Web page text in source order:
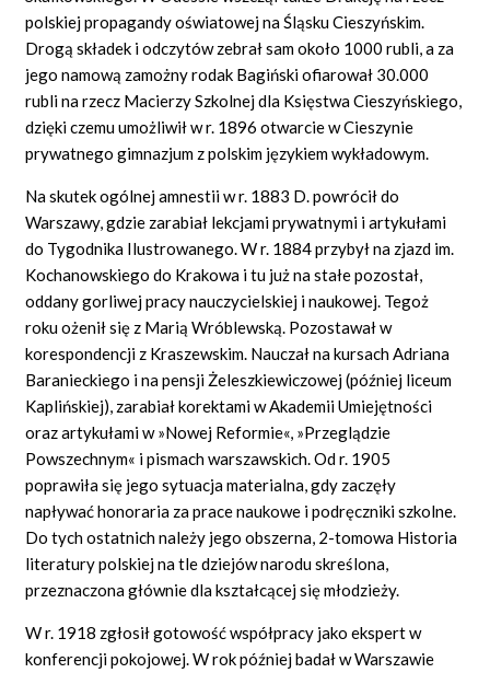
polskiej propagandy oświatowej na Śląsku Cieszyńskim.
Drogą składek i odczytów zebrał sam około 1000 rubli, a za
jego namową zamożny rodak Bagiński ofiarował 30.000
rubli na rzecz Macierzy Szkolnej dla Księstwa Cieszyńskiego,
dzięki czemu umożliwił w r. 1896 otwarcie w Cieszynie
prywatnego gimnazjum z polskim językiem wykładowym.
Na skutek ogólnej amnestii w r. 1883 D. powrócił do
Warszawy, gdzie zarabiał lekcjami prywatnymi i artykułami
do Tygodnika Ilustrowanego. W r. 1884 przybył na zjazd im.
Kochanowskiego do Krakowa i tu już na stałe pozostał,
oddany gorliwej pracy nauczycielskiej i naukowej. Tegoż
roku ożenił się z Marią Wróblewską. Pozostawał w
korespondencji z Kraszewskim. Nauczał na kursach Adriana
Baranieckiego i na pensji Żeleszkiewiczowej (później liceum
Kaplińskiej), zarabiał korektami w Akademii Umiejętności
oraz artykułami w »Nowej Reformie«, »Przeglądzie
Powszechnym« i pismach warszawskich. Od r. 1905
poprawiła się jego sytuacja materialna, gdy zaczęły
napływać honoraria za prace naukowe i podręczniki szkolne.
Do tych ostatnich należy jego obszerna, 2-tomowa Historia
literatury polskiej na tle dziejów narodu skreślona,
przeznaczona głównie dla kształcącej się młodzieży.
W r. 1918 zgłosił gotowość współpracy jako ekspert w
konferencji pokojowej. W rok później badał w Warszawie